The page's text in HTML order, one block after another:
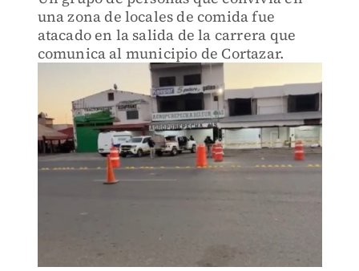
una zona de locales de comida fue
atacado en la salida de la carrera que
comunica al municipio de Cortazar.